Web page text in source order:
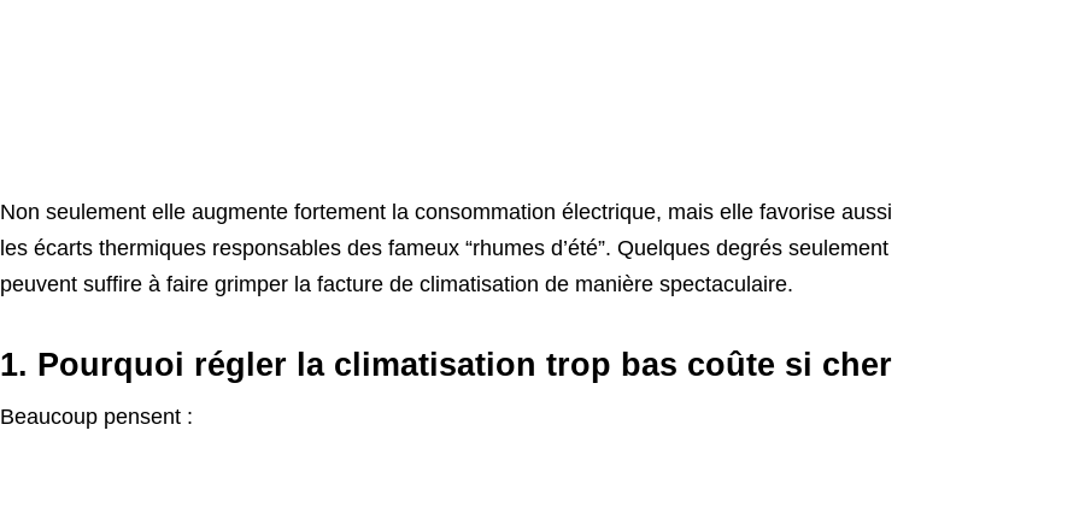
Non seulement elle augmente fortement la consommation électrique, mais elle favorise aussi
les écarts thermiques responsables des fameux “rhumes d’été”. Quelques degrés seulement
peuvent suffire à faire grimper la facture de climatisation de manière spectaculaire.
1. Pourquoi régler la climatisation trop bas coûte si cher
Beaucoup pensent :